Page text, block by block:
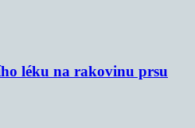
léku na rakovinu prsu